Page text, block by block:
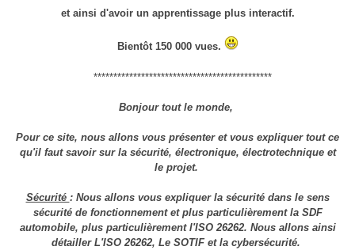
et ainsi d'avoir un apprentissage plus interactif.
Bientôt 150 000 vues.
*********************************************
Bonjour tout le monde,
Pour ce site, nous allons vous présenter et vous expliquer tout ce
qu'il faut savoir sur la sécurité, électronique, électrotechnique et
le projet.
Sécurité : Nous allons vous expliquer la sécurité dans le sens
sécurité de fonctionnement et plus particulièrement la SDF
automobile, plus particulièrement l'ISO 26262. Nous allons ainsi
détailler L'ISO 26262, Le SOTIF et la cybersécurité.